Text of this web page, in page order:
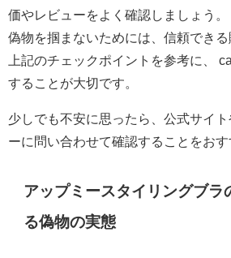
価やレビューをよく確認しましょう。
偽物を掴まないためには、信頼できる
上記のチェックポイントを参考に、
することが大切です。
少しでも不安に思ったら、公式サイ
ーに問い合わせて確認することをおす
アップミースタイリングブラ
る偽物の実態